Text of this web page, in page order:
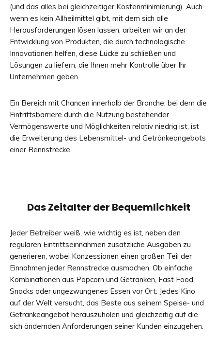
(und das alles bei gleichzeitiger Kostenminimierung). Auch
wenn es kein Allheilmittel gibt, mit dem sich alle
Herausforderungen lösen lassen, arbeiten wir an der
Entwicklung von Produkten, die durch technologische
Innovationen helfen, diese Lücke zu schließen und
Lösungen zu liefern, die Ihnen mehr Kontrolle über Ihr
Unternehmen geben.
Ein Bereich mit Chancen innerhalb der Branche, bei dem die
Eintrittsbarriere durch die Nutzung bestehender
Vermögenswerte und Möglichkeiten relativ niedrig ist, ist
die Erweiterung des Lebensmittel- und Getränkeangebots
einer Rennstrecke.
Das Zeitalter der Bequemlichkeit
Jeder Betreiber weiß, wie wichtig es ist, neben den
regulären Eintrittseinnahmen zusätzliche Ausgaben zu
generieren, wobei Konzessionen einen großen Teil der
Einnahmen jeder Rennstrecke ausmachen. Ob einfache
Kombinationen aus Popcorn und Getränken, Fast Food,
Snacks oder ungezwungenes Essen vor Ort: Jedes Kino
auf der Welt versucht, das Beste aus seinem Speise- und
Getränkeangebot herauszuholen und gleichzeitig auf die
sich ändernden Anforderungen seiner Kunden einzugehen.